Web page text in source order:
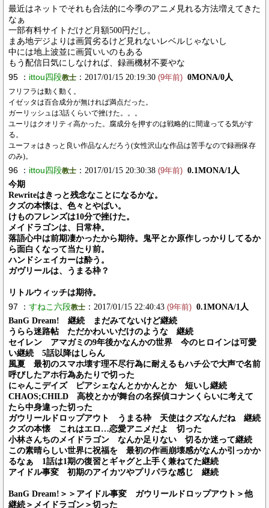
最近はネットでそれも合法的に今季のアニメ見れる方法増えてきた
なぁ
一部有料サイトだけど月額500円だし。
まあ地デジよりは画質劣るけど見れないレベルじゃないし
中には地上波並に画質いいのもある
もう配信日気にしなければ、録画機材不要やな
95 ： ittou四段教士 ：2017/01/15 20:19:30 (9年前) 0MONA/0人
フリフラは動く動く。
イゼッタは百合成分が無ければ満点だった。
ガーリッシュは3話くらいで挫けた。。。
ユーリはクオリティ高かった。腐成分を押すのは戦略的に間違ってる気がす
る。
ユーフォはきっと良い作品なんだろう(女性沢山な作品は苦手なので録画保存
のみ)。
96 ： ittou四段教士 ：2017/01/15 20:30:38 (9年前) 0.1MONA/1人
今期
Rewriteはきっと残念なことになるかな。
クズの本懐は、色々とやばい。
けものフレンズは10分で挫けた。
メイドラゴンは、日常枠。
落語心中は前期凄かったから期待。鬼平とか原作しっかりしてるか
ら面白くなって当たり前。
ハンドシェイカーは酔う。
ガヴリールは、うまる枠？
リトルウィッチは期待。
97 ： すねこ六段教士 ：2017/01/15 22:40:43 (9年前) 0.1MONA/1人
BanG Dream! 継続 まだみてないけど継続
うらら迷路帖 ただかわいいだけのような 継続
セイレン アマガミの9年後かなんかの世界 今のヒロインは可愛
い継続 5話以降はしらん
風夏 最初のスマホ壊す理不尽行為に耐えるもハチ公で大声で名前
呼びしたアホ行為あたりで切った
にゃんこデイズ ピアシェなんとかかんとか 短いし継続
CHAOS;CHILD 高校とかが舞台の名探偵コナンくらいに考えて
たら中身違った切った
ガウリールドロップアウト うまる枠 天使はクズなんだね 継続
クズの本懐 これはエロ…恋愛アニメだよ 切った
小林さんちのメイドラゴン なんか足りない 切るか迷って継続
この素晴らしい世界に祝福を 最初の作画崩壊感がなんか引っかか
るなぁ 1話は1期の復習とギャグと上手く兼ねてた継続
アイドル事変 初期のアイカツやプリパラな感じ 継続
BanG Dream!＞＞アイドル事変 ガウリールドロップアウト＞他
継続＞メイドラゴン＞切った